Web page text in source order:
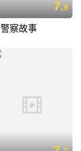
7.9
察故事